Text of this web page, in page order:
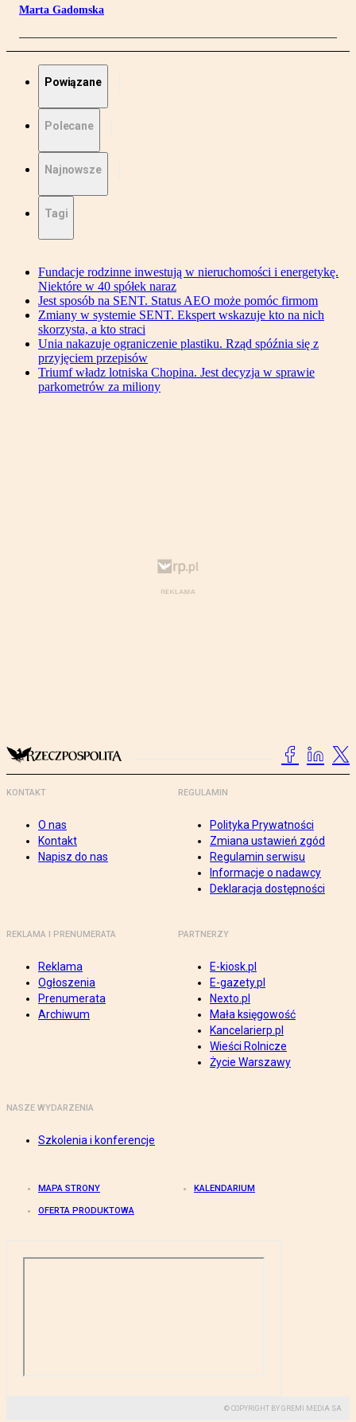
Marta Gadomska
Powiązane
Polecane
Najnowsze
Tagi
Fundacje rodzinne inwestują w nieruchomości i energetykę.
Niektóre w 40 spółek naraz
Jest sposób na SENT. Status AEO może pomóc firmom
Zmiany w systemie SENT. Ekspert wskazuje kto na nich
skorzysta, a kto straci
Unia nakazuje ograniczenie plastiku. Rząd spóźnia się z
przyjęciem przepisów
Triumf władz lotniska Chopina. Jest decyzja w sprawie
parkometrów za miliony
KONTAKT
O nas
Kontakt
Napisz do nas
REGULAMIN
Polityka Prywatności
Zmiana ustawień zgód
Regulamin serwisu
Informacje o nadawcy
Deklaracja dostępności
REKLAMA I PRENUMERATA
Reklama
Ogłoszenia
Prenumerata
Archiwum
PARTNERZY
E-kiosk.pl
E-gazety.pl
Nexto.pl
Mała księgowość
Kancelarierp.pl
Wieści Rolnicze
Życie Warszawy
NASZE WYDARZENIA
Szkolenia i konferencje
MAPA STRONY KALENDARIUM
OFERTA PRODUKTOWA
© COPYRIGHT BY GREMI MEDIA SA